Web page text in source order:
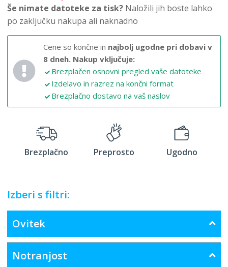
Še nimate datoteke za tisk? Naložili jih boste lahko
po zaključku nakupa ali naknadno
Cene so končne in najbolj ugodne pri dobavi v
8 dneh. Nakup vključuje:
Brezplačen osnovni pregled vaše datoteke
Izdelavo in razrez na končni format
Brezplačno dostavo na vaš naslov
Brezplačno Preprosto Ugodno
Izberi s filtri:
Ovitek
Notranjost